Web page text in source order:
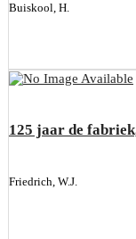
Buiskool, H.
125 jaar de
Friedrich, W.J.